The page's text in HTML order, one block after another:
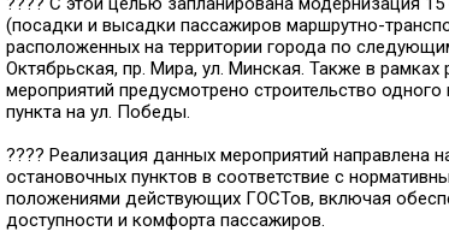
(посадки и высадки пассажиров маршрутно-
расположенных на территории города по
Октябрьская, пр. Мира, ул. Минская. Также в рамках
мероприятий предусмотрено строительство
пункта на ул. Победы.
???? Реализация данных мероприятий направлена
остановочных пунктов в соответствие с
положениями действующих ГОСТов, включая
доступности и комфорта пассажиров.